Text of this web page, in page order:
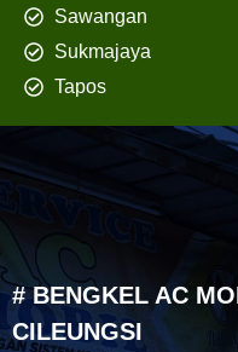
Sawangan
Sukmajaya
Tapos
# BENGKEL AC
CILEUNGSI